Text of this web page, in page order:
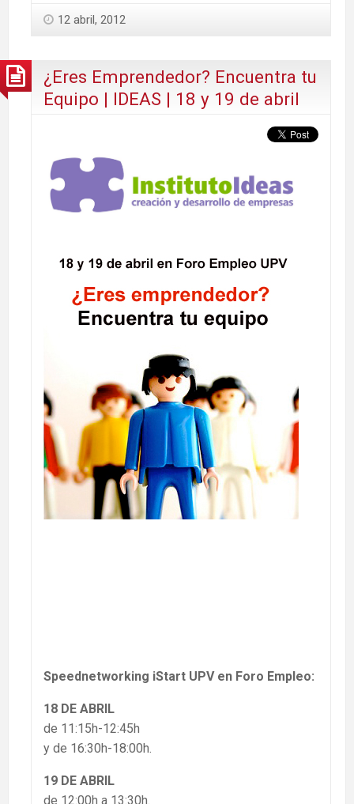
12 abril, 2012
¿Eres Emprendedor? Encuentra tu
Equipo | IDEAS | 18 y 19 de abril
Speednetworking iStart UPV en Foro Empleo:
18 DE ABRIL
de 11:15h-12:45h
y de 16:30h-18:00h.
19 DE ABRIL
de 12:00h a 13:30h.